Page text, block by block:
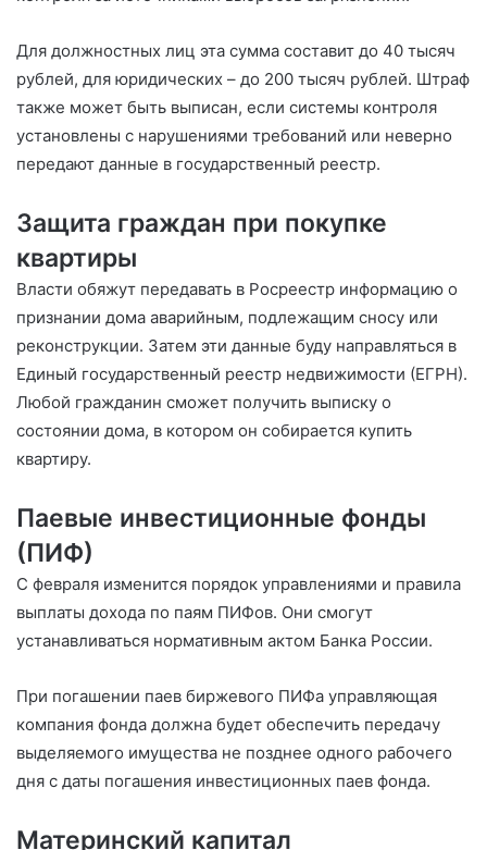
Для должностных лиц эта сумма составит до 40 тысяч
рублей, для юридических – до 200 тысяч рублей. Штраф
также может быть выписан, если системы контроля
установлены с нарушениями требований или неверно
передают данные в государственный реестр.
Защита граждан при покупке
квартиры
Власти обяжут передавать в Росреестр информацию о
признании дома аварийным, подлежащим сносу или
реконструкции. Затем эти данные буду направляться в
Единый государственный реестр недвижимости (ЕГРН).
Любой гражданин сможет получить выписку о
состоянии дома, в котором он собирается купить
квартиру.
Паевые инвестиционные фонды
(ПИФ)
С февраля изменится порядок управлениями и правила
выплаты дохода по паям ПИФов. Они смогут
устанавливаться нормативным актом Банка России.
При погашении паев биржевого ПИФа управляющая
компания фонда должна будет обеспечить передачу
выделяемого имущества не позднее одного рабочего
дня с даты погашения инвестиционных паев фонда.
Материнский капитал